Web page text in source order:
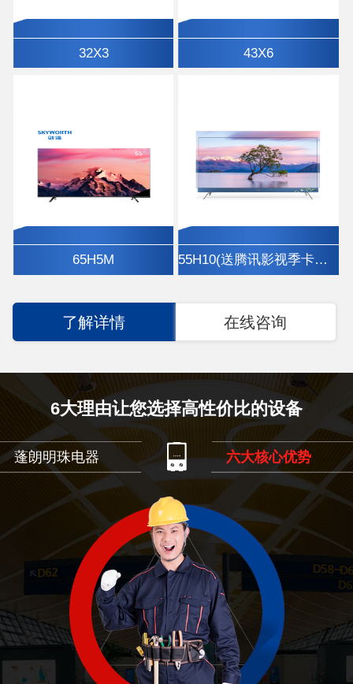
32X3 43X6
65H5M 55H10(送腾讯影视季卡、挂架)
了解详情 在线咨询
6大理由让您选择高性价比的设备
蓬朗明珠电器 六大核心优势